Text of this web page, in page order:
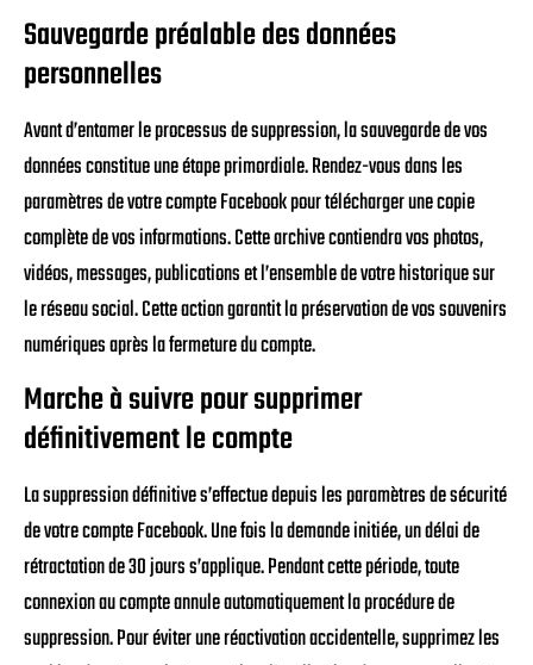
Sauvegarde préalable des données
personnelles
Avant d’entamer le processus de suppression, la sauvegarde de vos
données constitue une étape primordiale. Rendez-vous dans les
paramètres de votre compte Facebook pour télécharger une copie
complète de vos informations. Cette archive contiendra vos photos,
vidéos, messages, publications et l’ensemble de votre historique sur
le réseau social. Cette action garantit la préservation de vos souvenirs
numériques après la fermeture du compte.
Marche à suivre pour supprimer
définitivement le compte
La suppression définitive s’effectue depuis les paramètres de sécurité
de votre compte Facebook. Une fois la demande initiée, un délai de
rétractation de 30 jours s’applique. Pendant cette période, toute
connexion au compte annule automatiquement la procédure de
suppression. Pour éviter une réactivation accidentelle, supprimez les